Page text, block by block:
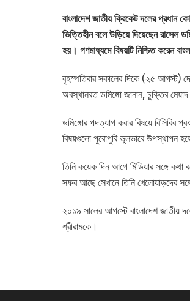
বাংলাদেশ জাতীয় ক্রিকেট দলের প্রধান
ভিত্তিহীন বলে উড়িয়ে দিয়েছেন রাসেল
হয়। গণমাধ্যমে বিষয়টি নিশ্চিত করেন
বৃহস্পতিবার সকালের দিকে (২৫ আগস্ট)
অবস্থানরত ডমিঙ্গো জানান, চুক্তির
ডমিঙ্গোর পদত্যাগ করার বিষয়ে বিসিবির
বিষয়গুলো পুরোপুরি ভুলভাবে উপস্থাপন
তিনি কয়েক দিন আগে মিডিয়ার সঙ্গে
সফর আছে সেখানে তিনি খেলোয়াড়দের
২০১৯ সালের আগস্টে বাংলাদেশ জাতীয়
শ্রীরামকে।